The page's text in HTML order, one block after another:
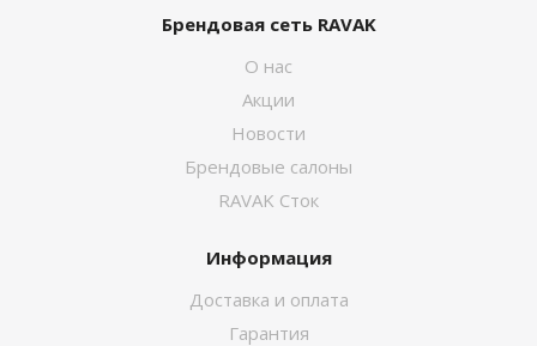
Брендовая сеть RAVAK
О нас
Акции
Новости
Брендовые салоны
RAVAK Сток
Информация
Доставка и оплата
Гарантия